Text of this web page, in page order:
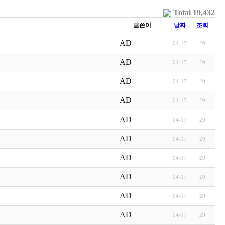
Total 19,432
글쓴이 날짜 조회
AD 04-17 29
AD 04-17 29
AD 04-17 29
AD 04-17 29
AD 04-17 29
AD 04-17 29
AD 04-17 29
AD 04-17 29
AD 04-17 29
AD 04-17 29